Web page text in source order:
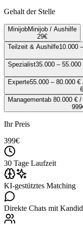
Gehalt der Stelle
MinijobMinijob / Aushilfe
29€
Teilzeit & Aushilfe10.000
Spezialist35.000 –
Experte55.000 – 80.000 €
Managementab 80.000 € /
999
Ihr Preis
399€
30 Tage Laufzeit
KI-gestütztes Matching
Direkte Chats mit